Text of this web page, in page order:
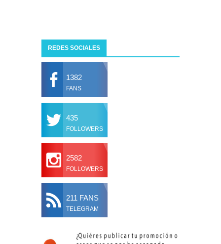
REDES SOCIALES
1382
FANS
435
FOLLOWERS
2582
FOLLOWERS
211 FANS
TELEGRAM